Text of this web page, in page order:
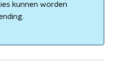
kunnen worden